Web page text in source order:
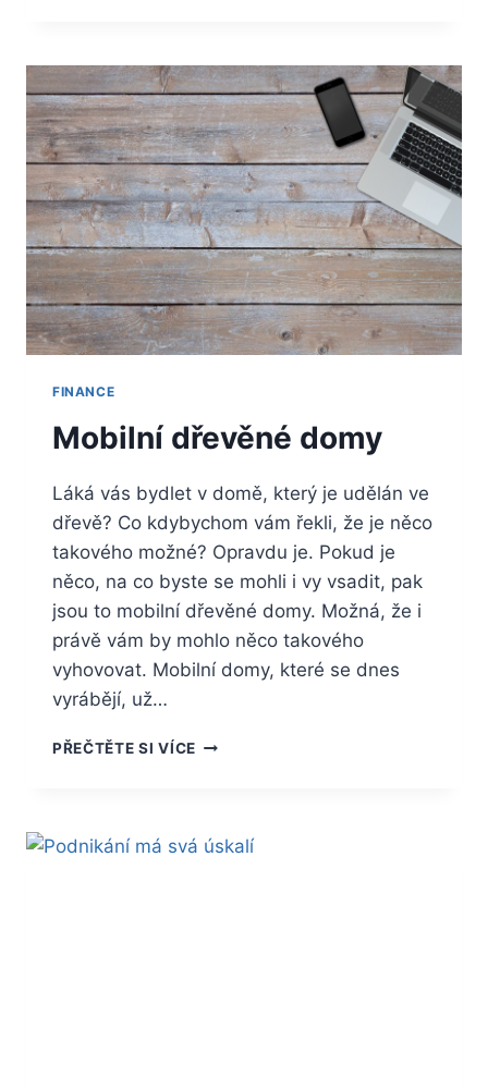
A
PROVEDETE
DALŠÍ
PRÁCE
FINANCE
Mobilní dřevěné domy
Láká vás bydlet v domě, který je udělán ve
dřevě? Co kdybychom vám řekli, že je něco
takového možné? Opravdu je. Pokud je
něco, na co byste se mohli i vy vsadit, pak
jsou to mobilní dřevěné domy. Možná, že i
právě vám by mohlo něco takového
vyhovovat. Mobilní domy, které se dnes
vyrábějí, už…
PŘEČTĚTE SI VÍCEMOBILNÍ